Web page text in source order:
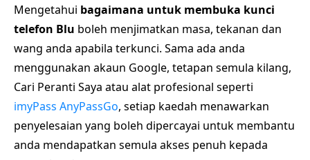
Mengetahui bagaimana untuk membuka kunci
telefon Blu boleh menjimatkan masa, tekanan dan
wang anda apabila terkunci. Sama ada anda
menggunakan akaun Google, tetapan semula kilang,
Cari Peranti Saya atau alat profesional seperti
imyPass AnyPassGo, setiap kaedah menawarkan
penyelesaian yang boleh dipercayai untuk membantu
anda mendapatkan semula akses penuh kepada